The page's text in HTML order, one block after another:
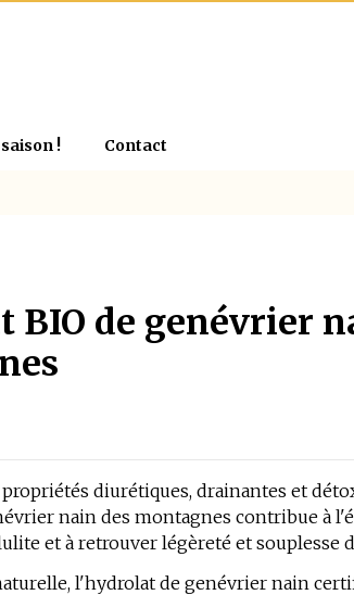
! Contact
BIO de genévrier
diurétiques, drainantes et
nain des montagnes contribue à
et à retrouver légèreté et souplesse
l'hydrolat de genévrier nain